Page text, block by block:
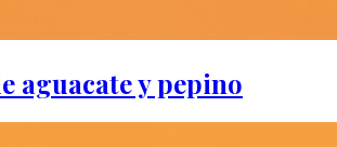
aguacate y pepino